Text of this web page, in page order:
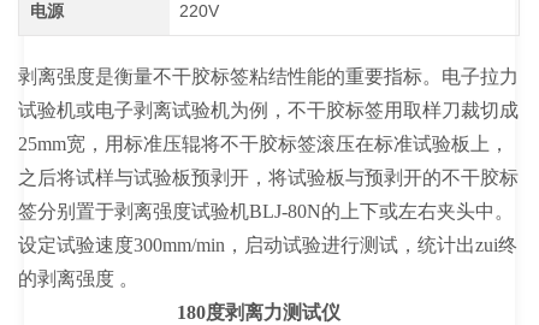
电源 220V
剥离强度是衡量不干胶标签粘结性能的重要指标。电子拉力
试验机或电子剥离试验机为例，不干胶标签用取样刀裁切成
25mm宽，用标准压辊将不干胶标签滚压在标准试验板上，
之后将试样与试验板预剥开，将试验板与预剥开的不干胶标
签分别置于剥离强度试验机BLJ-80N的上下或左右夹头中。
设定试验速度300mm/min，启动试验进行测试，统计出zui终
的剥离强度 。
180度剥离力测试仪